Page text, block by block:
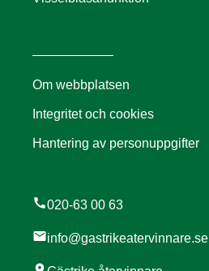
Om webbplatsen
Integritet och cookies
Hantering av personuppgifter
call020-63 00 63
mailinfo@gastrikeatervinnare.se